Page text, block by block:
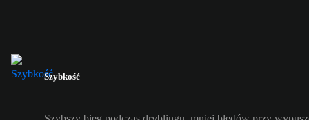
Szybkość